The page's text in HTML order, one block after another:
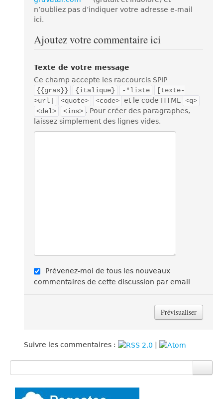
n’oubliez pas d’indiquer votre adresse e-mail
ici.
Ajoutez votre commentaire ici
Texte de votre message
Ce champ accepte les raccourcis SPIP
{{gras}}
{italique} -*liste
[texte-
>url]
<quote> <code> et le code HTML
<q>
<del>
<ins> . Pour créer des paragraphes,
laissez simplement des lignes vides.
Prévenez-moi de tous les nouveaux
commentaires de cette discussion par email
Suivre les commentaires : |